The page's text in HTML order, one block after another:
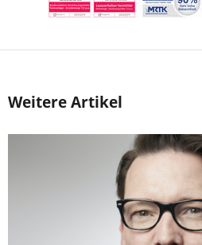
Weitere Artikel